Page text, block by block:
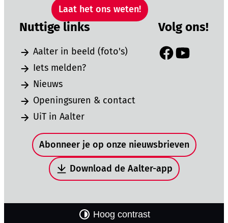
Laat het ons weten!
Nuttige links
Aalter in beeld (foto's)
Iets melden?
Nieuws
Openingsuren & contact
UiT in Aalter
Volg ons!
Facebook
YouTube
Snel naar
Abonneer je op onze nieuwsbrieven
Download de Aalter-app
Hoog contrast